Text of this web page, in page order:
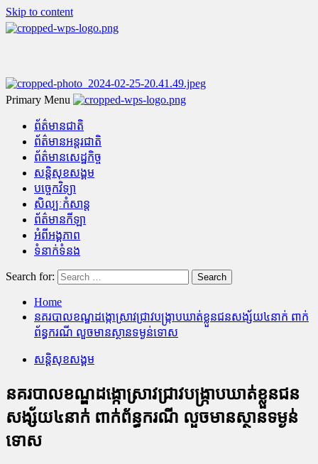
Skip to content
Primary Menu
ព័ត៌មានជាតិ
ព័ត៌មានអន្តរជាតិ
ព័ត៌មានសេដ្ឋកិច្ច
សន្តិសុខសង្គម
បច្ចេកវិទ្យា
សិល្បៈកំសាន្ត
ព័ត៌មានកីឡា
អំពីអង្គភាព
ទំនាក់ទំនង
Search for:
Home
នគរបាលខណ្ឌដង្កោស្រាវជ្រាវបង្ក្រាបឃាត់ខ្លួនជនសង្ស័យ៤នាក់ ពាក់
ព័ន្ធករណី លួចមានស្ថានទម្ងន់ទោស
សន្តិសុខសង្គម
នគរបាលខណ្ឌដង្កោស្រាវជ្រាវបង្ក្រាបឃាត់ខ្លួនជន
សង្ស័យ៤នាក់ ពាក់ព័ន្ធករណី លួចមានស្ថានទម្ងន់
ទោស